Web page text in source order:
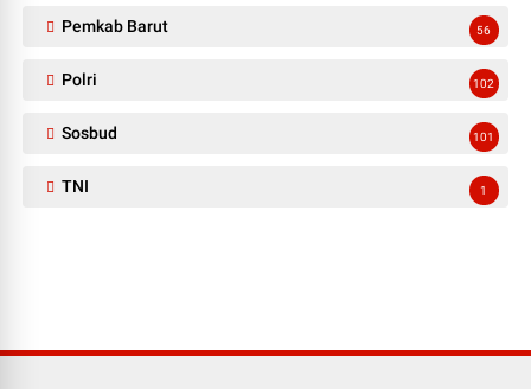
Pemkab Barut 56
Polri 102
Sosbud 101
TNI 1